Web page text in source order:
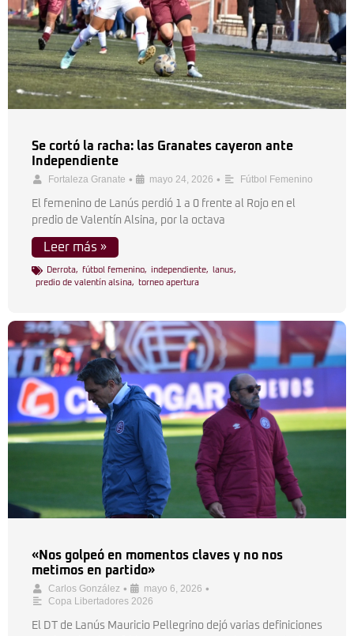
Se cortó la racha: las Granates cayeron ante
Independiente
Fortaleza Granate • mayo 24, 2026 • Fútbol Femenino
El femenino de Lanús perdió 1 a 0 frente al Rojo en el
predio de Valentín Alsina, por la octava
Leer más »
Derrota, fútbol femenino, independiente, lanus,
predio de valentín alsina, torneo apertura
«Nos golpeó en momentos claves y no nos
metimos en partido»
Carlos González • mayo 6, 2026 •
Copa Libertadores 2026
El DT de Lanús Mauricio Pellegrino dejó varias definiciones